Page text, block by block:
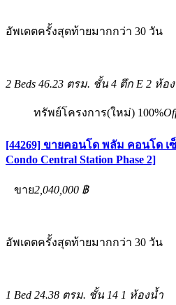
อัพเดตครั้งสุดท้ายมากกว่า 30 วัน
2 Beds 46.23 ตรม. ชั้น 4 ตึก E 2 ห้อ
ทรัพย์โครงการ(ใหม่) 100%
[44269] ขายคอนโด พลัม คอนโด เ
Condo Central Station Phase 2]
ขาย2,040,000 ฿
อัพเดตครั้งสุดท้ายมากกว่า 30 วัน
1 Bed 24.38 ตรม. ชั้น 14 1 ห้องน้ำ